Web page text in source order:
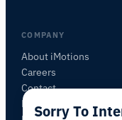
COMPANY
About iMotions
Careers
Contact
My iMotions
Sorry To